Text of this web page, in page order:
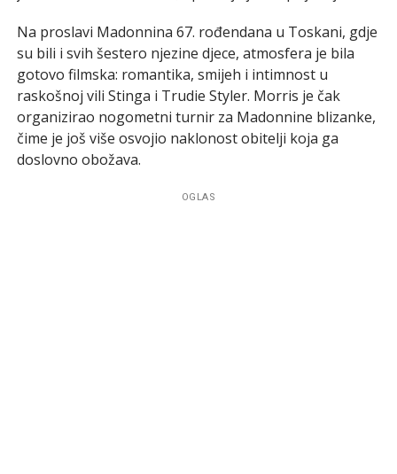
Na proslavi Madonnina 67. rođendana u Toskani, gdje
su bili i svih šestero njezine djece, atmosfera je bila
gotovo filmska: romantika, smijeh i intimnost u
raskošnoj vili Stinga i Trudie Styler. Morris je čak
organizirao nogometni turnir za Madonnine blizanke,
čime je još više osvojio naklonost obitelji koja ga
doslovno obožava.
OGLAS